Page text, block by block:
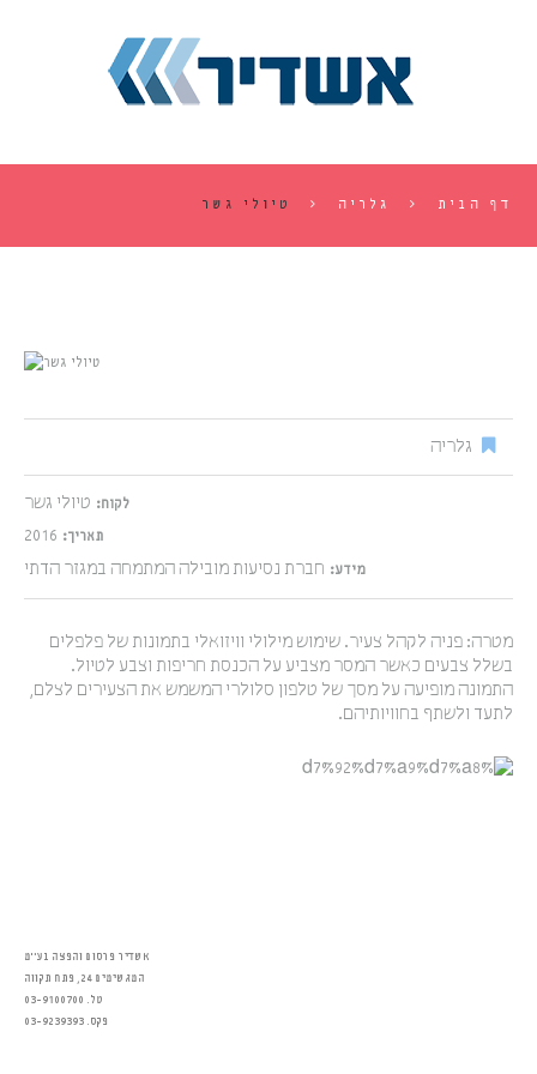
דף הבית גלריה טיולי גשר
גלריה
לקוח: טיולי גשר
תאריך: 2016
מידע: חברת נסיעות מובילה המתמחה במגזר הדתי
מטרה: פניה לקהל צעיר. שימוש מילולי וויזואלי בתמונות של פלפלים
בשלל צבעים כאשר המסר מצביע על הכנסת חריפות וצבע לטיול.
התמונה מופיעה על מסך של טלפון סלולרי המשמש את הצעירים לצלם,
לתעד ולשתף בחוויותיהם.
אשדיר פרסום והפצה בע״מ
המגשימים 24, פתח תקווה
טל. 03-9100700
פקס. 03-9239393